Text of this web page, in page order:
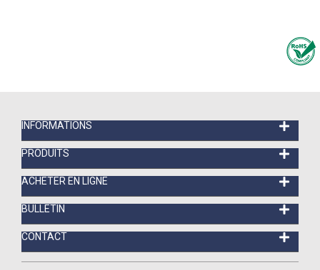
INFORMATIONS
PRODUITS
ACHETER EN LIGNE
BULLETIN
CONTACT